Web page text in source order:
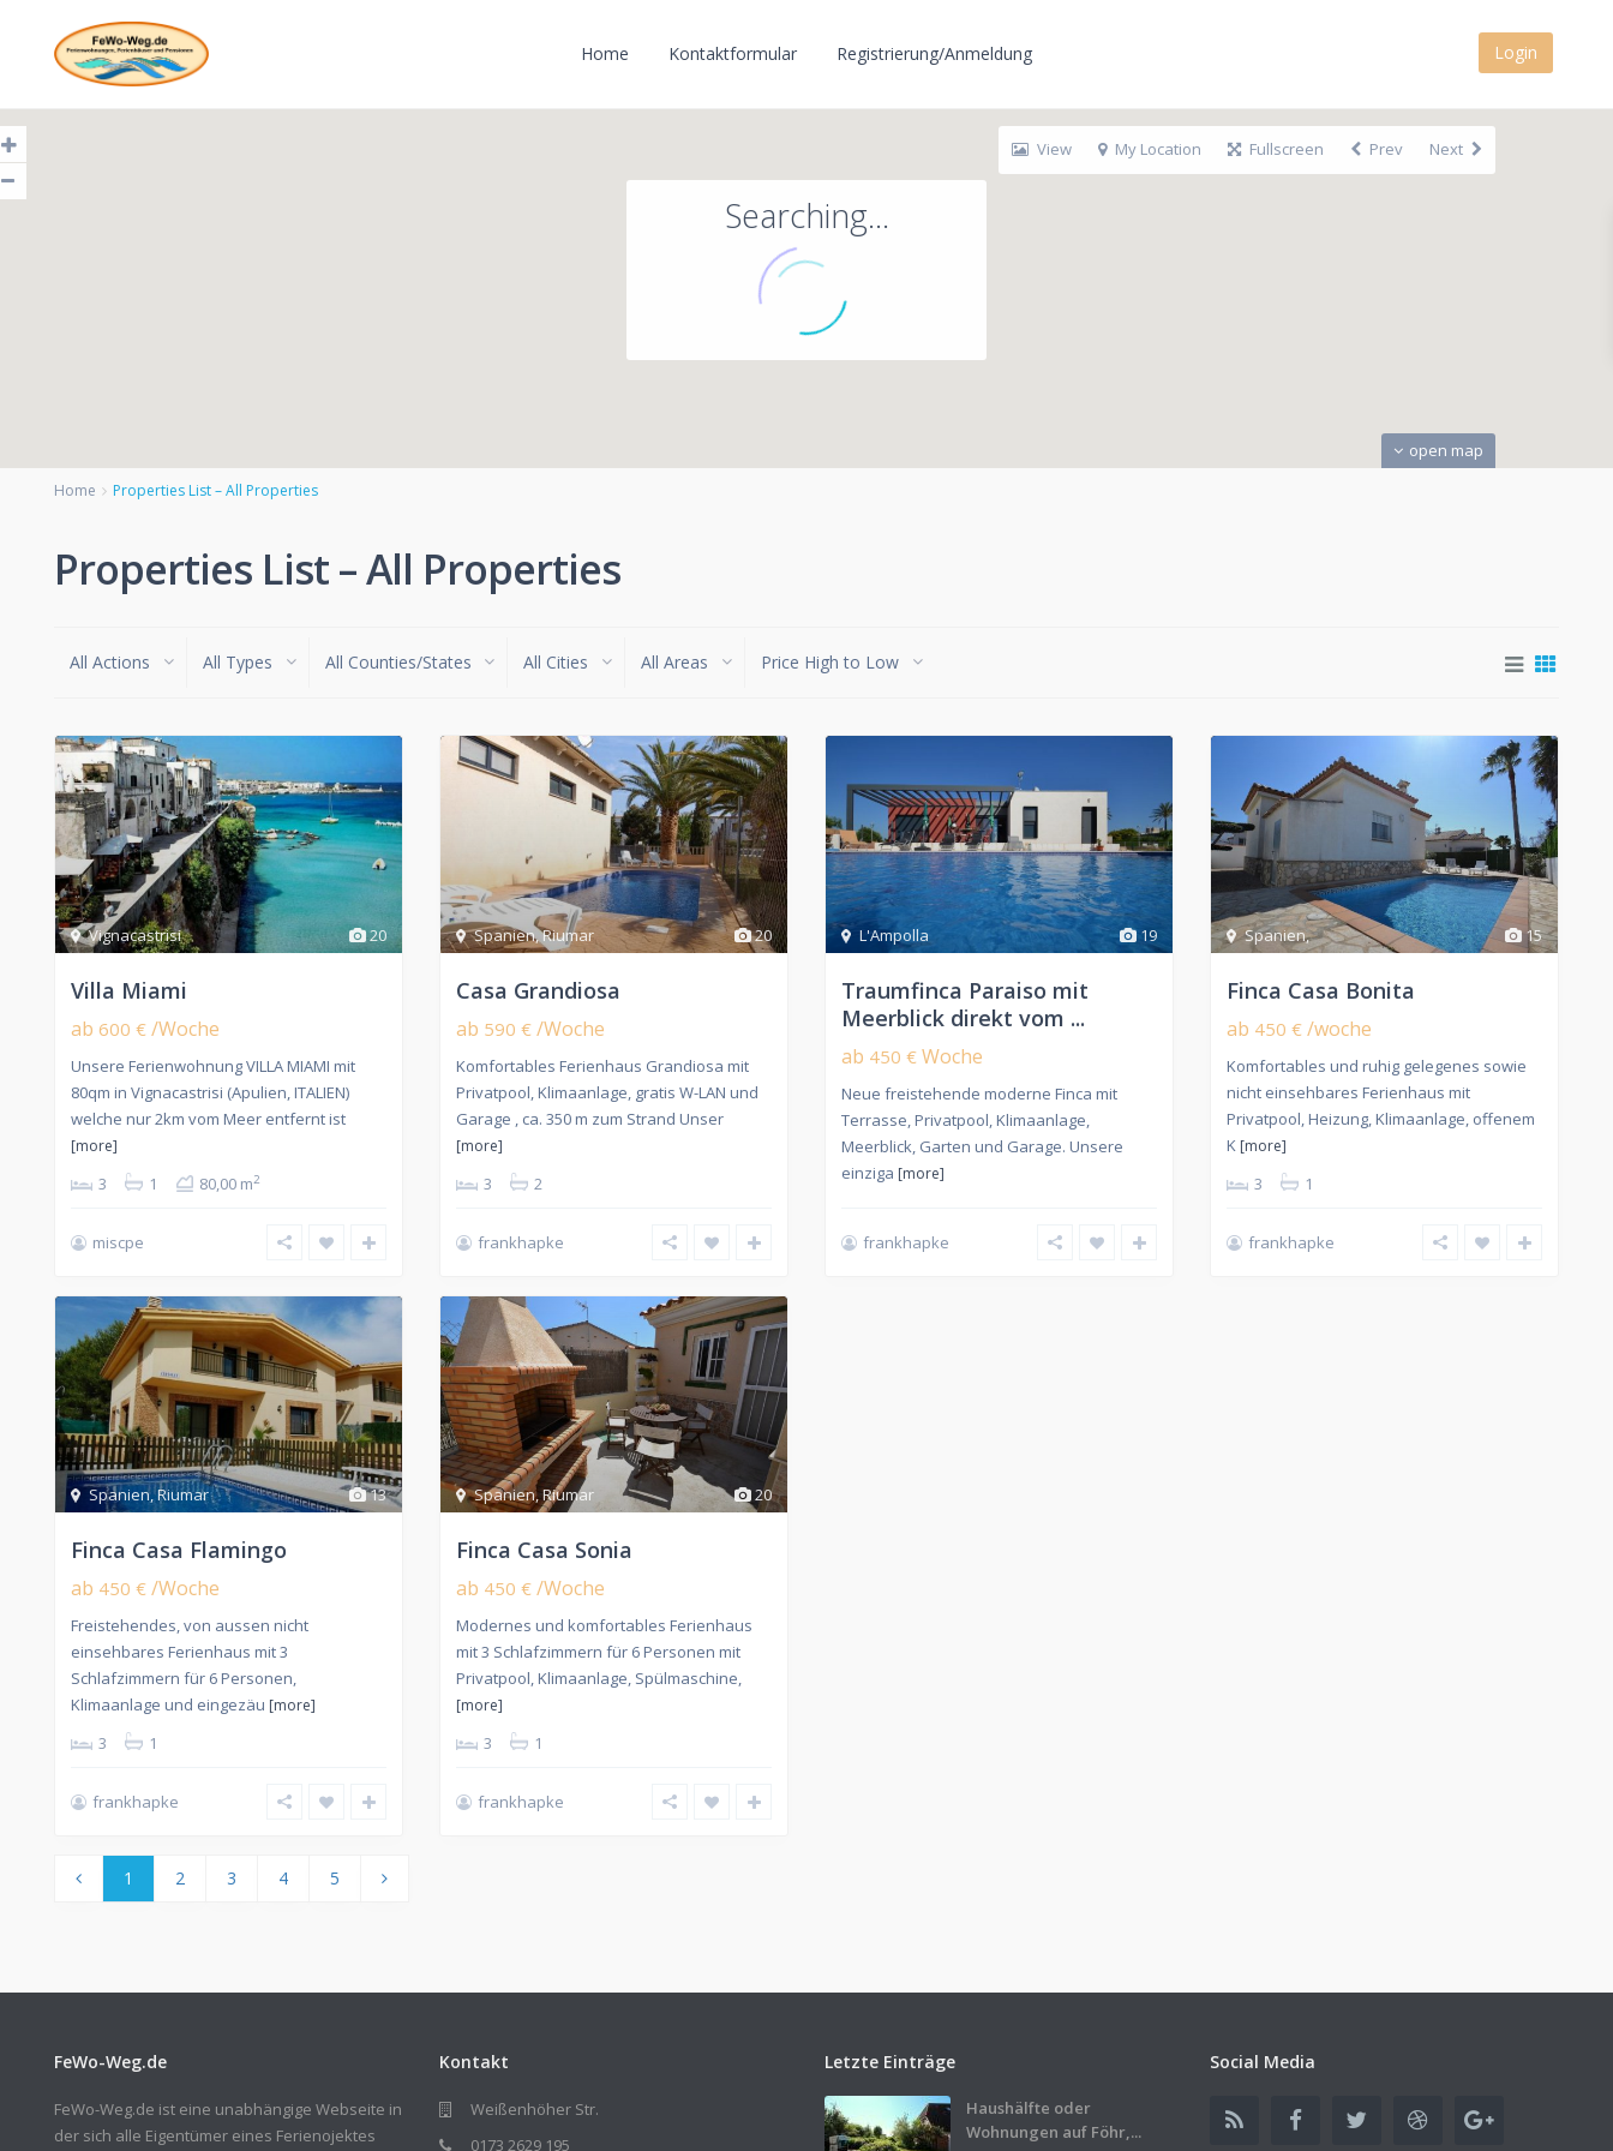
Login
Home Kontaktformular Registrierung/Anmeldung
Searching...
open map
View My Location Fullscreen Prev Next
Home Properties List – All Properties
Properties List – All Properties
All Actions All Types All Counties/States All Cities All Areas Price High to Low
20
Vignacastrisi
Villa Miami
ab 600 € /Woche
Unsere Ferienwohnung VILLA MIAMI mit
80qm in Vignacastrisi (Apulien, ITALIEN)
welche nur 2km vom Meer entfernt ist
[more]
3 1 80,00 m2
miscpe
20
Spanien,Riumar
Casa Grandiosa
ab 590 € /Woche
Komfortables Ferienhaus Grandiosa mit
Privatpool, Klimaanlage, gratis W-LAN und
Garage , ca. 350 m zum Strand Unser
[more]
3 2
frankhapke
19
L'Ampolla
Traumfinca Paraiso mit
Meerblick direkt vom ...
ab 450 € Woche
Neue freistehende moderne Finca mit
Terrasse, Privatpool, Klimaanlage,
Meerblick, Garten und Garage. Unsere
einziga [more]
frankhapke
15
Spanien,
Finca Casa Bonita
ab 450 € /woche
Komfortables und ruhig gelegenes sowie
nicht einsehbares Ferienhaus mit
Privatpool, Heizung, Klimaanlage, offenem
K [more]
3 1
frankhapke
13
Spanien,Riumar
Finca Casa Flamingo
ab 450 € /Woche
Freistehendes, von aussen nicht
einsehbares Ferienhaus mit 3
Schlafzimmern für 6 Personen,
Klimaanlage und eingezäu [more]
3 1
frankhapke
20
Spanien,Riumar
Finca Casa Sonia
ab 450 € /Woche
Modernes und komfortables Ferienhaus
mit 3 Schlafzimmern für 6 Personen mit
Privatpool, Klimaanlage, Spülmaschine,
[more]
3 1
frankhapke
1 2 3 4 5
FeWo-Weg.de
FeWo-Weg.de ist eine unabhängige Webseite in
der sich alle Eigentümer eines Ferienojektes
Kontakt
Weißenhöher Str.
0173 2629 195
Letzte Einträge
Haushälfte oder
Wohnungen auf Föhr,...
Social Media